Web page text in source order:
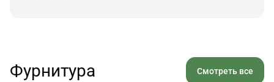
Фурнитура Смотреть все